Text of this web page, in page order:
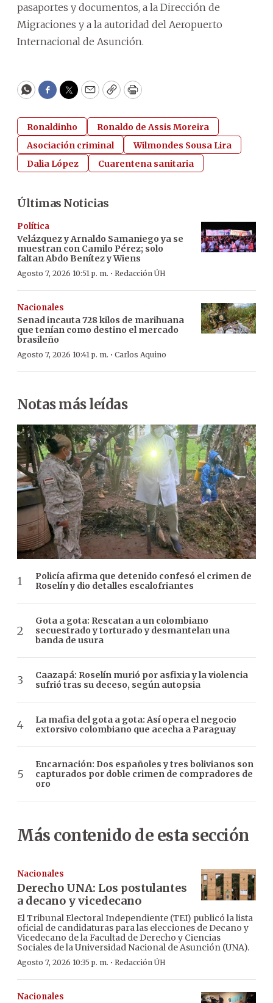
pasaportes y documentos, a la Dirección de
Migraciones y a la autoridad del Aeropuerto
Internacional de Asunción.
WhatsApp
Facebook
Twitter
EmailCopyPrint
Ronaldinho
Ronaldo de Assis Moreira
Asociación criminal
Wilmondes Sousa Lira
Dalia López
Cuarentena sanitaria
Últimas Noticias
Política
Velázquez y Arnaldo Samaniego ya se
muestran con Camilo Pérez; solo
faltan Abdo Benítez y Wiens
Agosto 7, 2026 10:51 p. m. · Redacción ÚH
Nacionales
Senad incauta 728 kilos de marihuana
que tenían como destino el mercado
brasileño
Agosto 7, 2026 10:41 p. m. · Carlos Aquino
Notas más leídas
Policía afirma que detenido confesó el crimen de
Roselín y dio detalles escalofriantes
Gota a gota: Rescatan a un colombiano
secuestrado y torturado y desmantelan una
banda de usura
Caazapá: Roselín murió por asfixia y la violencia
sufrió tras su deceso, según autopsia
La mafia del gota a gota: Así opera el negocio
extorsivo colombiano que acecha a Paraguay
Encarnación: Dos españoles y tres bolivianos son
capturados por doble crimen de compradores de
oro
Más contenido de esta sección
Nacionales
Derecho UNA: Los postulantes
a decano y vicedecano
El Tribunal Electoral Independiente (TEI) publicó la lista
oficial de candidaturas para las elecciones de Decano y
Vicedecano de la Facultad de Derecho y Ciencias
Sociales de la Universidad Nacional de Asunción (UNA).
Agosto 7, 2026 10:35 p. m. · Redacción ÚH
Nacionales